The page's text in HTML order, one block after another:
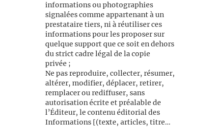
informations ou photographies
signalées comme appartenant à un
prestataire tiers, ni à réutiliser ces
informations pour les proposer sur
quelque support que ce soit en dehors
du strict cadre légal de la copie
privée ;
Ne pas reproduire, collecter, résumer,
altérer, modifier, déplacer, retirer,
remplacer ou rediffuser, sans
autorisation écrite et préalable de
l’Éditeur, le contenu éditorial des
Informations [(texte, articles, titre…